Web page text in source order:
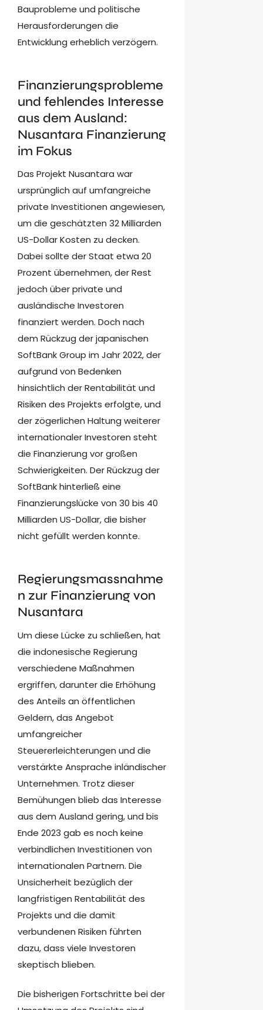
Bauprobleme und politische
Herausforderungen die
Entwicklung erheblich verzögern.
Finanzierungsprobleme
und fehlendes Interesse
aus dem Ausland:
Nusantara Finanzierung
im Fokus
Das Projekt Nusantara war
ursprünglich auf umfangreiche
private Investitionen angewiesen,
um die geschätzten 32 Milliarden
US-Dollar Kosten zu decken.
Dabei sollte der Staat etwa 20
Prozent übernehmen, der Rest
jedoch über private und
ausländische Investoren
finanziert werden. Doch nach
dem Rückzug der japanischen
SoftBank Group im Jahr 2022, der
aufgrund von Bedenken
hinsichtlich der Rentabilität und
Risiken des Projekts erfolgte, und
der zögerlichen Haltung weiterer
internationaler Investoren steht
die Finanzierung vor großen
Schwierigkeiten. Der Rückzug der
SoftBank hinterließ eine
Finanzierungslücke von 30 bis 40
Milliarden US-Dollar, die bisher
nicht gefüllt werden konnte.
Regierungsmassnahme
n zur Finanzierung von
Nusantara
Um diese Lücke zu schließen, hat
die indonesische Regierung
verschiedene Maßnahmen
ergriffen, darunter die Erhöhung
des Anteils an öffentlichen
Geldern, das Angebot
umfangreicher
Steuererleichterungen und die
verstärkte Ansprache inländischer
Unternehmen. Trotz dieser
Bemühungen blieb das Interesse
aus dem Ausland gering, und bis
Ende 2023 gab es noch keine
verbindlichen Investitionen von
internationalen Partnern. Die
Unsicherheit bezüglich der
langfristigen Rentabilität des
Projekts und die damit
verbundenen Risiken führten
dazu, dass viele Investoren
skeptisch blieben.
Die bisherigen Fortschritte bei der